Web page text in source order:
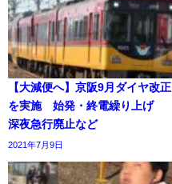
【大減便へ】京阪9月ダイヤ改正
を実施 始発・終電繰り上げ
深夜急行廃止など
2021年7月9日